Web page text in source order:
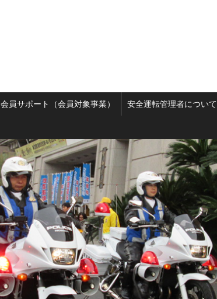
会員サポート（会員対象事業） 安全運転管理者について